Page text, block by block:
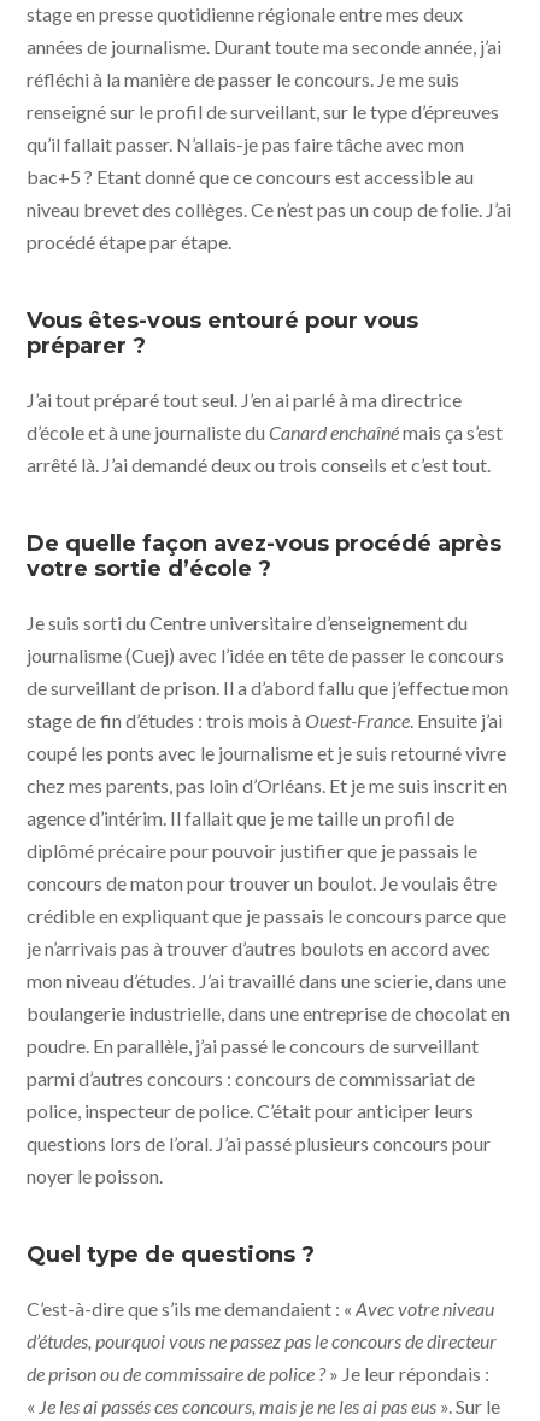
stage en presse quotidienne régionale entre mes deux
années de journalisme. Durant toute ma seconde année, j’ai
réfléchi à la manière de passer le concours. Je me suis
renseigné sur le profil de surveillant, sur le type d’épreuves
qu’il fallait passer. N’allais-je pas faire tâche avec mon
bac+5 ? Etant donné que ce concours est accessible au
niveau brevet des collèges. Ce n’est pas un coup de folie. J’ai
procédé étape par étape.
Vous êtes-vous entouré pour vous
préparer ?
J’ai tout préparé tout seul. J’en ai parlé à ma directrice
d’école et à une journaliste duCanard enchaînémais ça s’est
arrêté là. J’ai demandé deux ou trois conseils et c’est tout.
De quelle façon avez-vous procédé après
votre sortie d’école ?
Je suis sorti du Centre universitaire d’enseignement du
journalisme (Cuej) avec l’idée en tête de passer le concours
de surveillant de prison. Il a d’abord fallu que j’effectue mon
stage de fin d’études : trois mois àOuest-France . Ensuite j’ai
coupé les ponts avec le journalisme et je suis retourné vivre
chez mes parents, pas loin d’Orléans. Et je me suis inscrit en
agence d’intérim. Il fallait que je me taille un profil de
diplômé précaire pour pouvoir justifier que je passais le
concours de maton pour trouver un boulot. Je voulais être
crédible en expliquant que je passais le concours parce que
je n’arrivais pas à trouver d’autres boulots en accord avec
mon niveau d’études. J’ai travaillé dans une scierie, dans une
boulangerie industrielle, dans une entreprise de chocolat en
poudre. En parallèle, j’ai passé le concours de surveillant
parmi d’autres concours : concours de commissariat de
police, inspecteur de police. C’était pour anticiper leurs
questions lors de l’oral. J’ai passé plusieurs concours pour
noyer le poisson.
Quel type de questions ?
C’est-à-dire que s’ils me demandaient : «Avec votre niveau
d’études, pourquoi vous ne passez pas le concours de directeur
de prison ou de commissaire de police ?» Je leur répondais :
« Je les ai passés ces concours, mais je ne les ai pas eus ». Sur le